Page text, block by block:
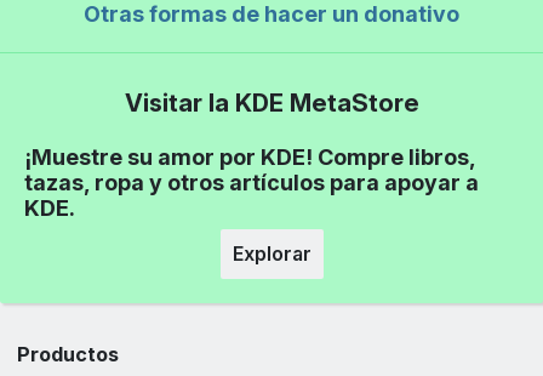
Otras formas de hacer un donativo
Visitar la KDE MetaStore
¡Muestre su amor por KDE! Compre libros,
tazas, ropa y otros artículos para apoyar a
KDE.
Explorar
Productos